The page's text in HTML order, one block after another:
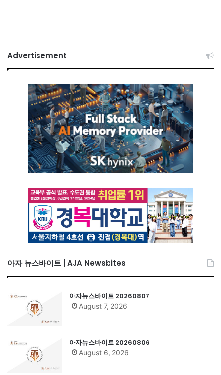
Advertisement
아자 뉴스바이트 | AJA Newsbites
아자뉴스바이트 20260807
August 7, 2026
아자뉴스바이트 20260806
August 6, 2026